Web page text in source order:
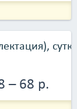
– 68 р.